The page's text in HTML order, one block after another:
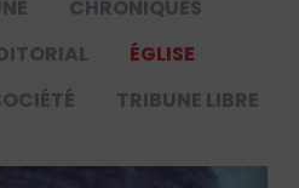
CHRONIQUES
ÉGLISE
TRIBUNE LIBRE